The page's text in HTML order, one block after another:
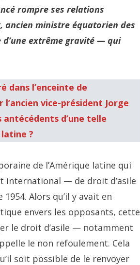
rompre ses relations
ancien ministre équatorien des
extrême gravité — qui
dans l’enceinte de
vice-président Jorge
d’une telle
?
de l’Amérique latine qui
international — de droit d’asile
Alors qu’il y avait en
envers les opposants, cette
le droit d’asile — notamment
le non refoulement. Cela
soit possible de le renvoyer